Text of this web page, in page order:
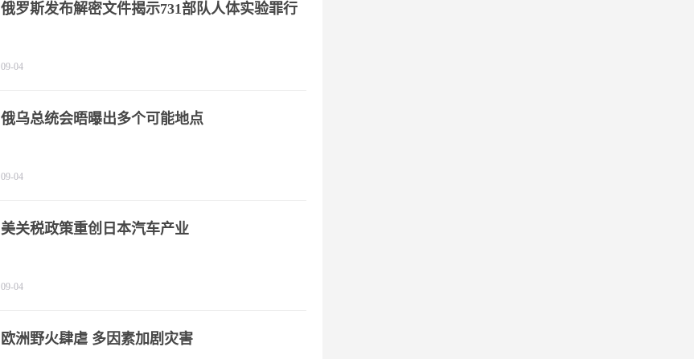
俄罗斯发布解密文件揭示731部队人体实验罪行
09-04
俄乌总统会晤曝出多个可能地点
09-04
美关税政策重创日本汽车产业
09-04
欧洲野火肆虐 多因素加剧灾害